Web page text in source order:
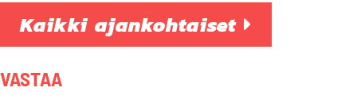
Kaikki ajankohtaiset
VASTAA